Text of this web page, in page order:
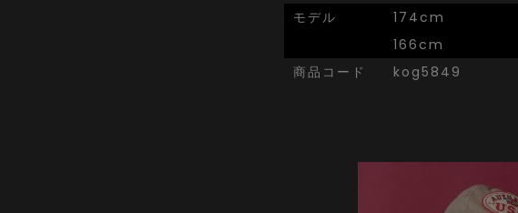
モデル
174cm
166cm
商品コード
kog5849